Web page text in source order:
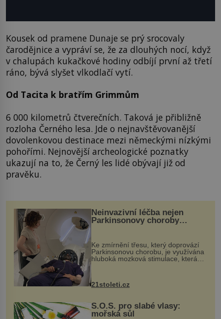
Kousek od pramene Dunaje se prý srocovaly
čarodějnice a vypráví se, že za dlouhých nocí, když
v chalupách kukačkové hodiny odbíjí první až třetí
ráno, bývá slyšet vlkodlačí vytí.
Od Tacita k bratřím Grimmům
6 000 kilometrů čtverečních. Taková je přibližně
rozloha Černého lesa. Jde o nejnavštěvovanější
dovolenkovou destinace mezi německými nízkými
pohořími. Nejnovější archeologické poznatky
ukazují na to, že Černý les lidé obývají již od
pravěku.
Neinvazivní léčba nejen
Parkinsonovy choroby
Ke zmírnění třesu, který doprovází
Parkinsonovu chorobu, je využívána
hluboká mozková stimulace, která
však vyžaduje vysoce invazivní
k dostatečně přesnému zacílení ...
21stoleti.cz
S.O.S. pro slabé vlasy:
mořská sůl